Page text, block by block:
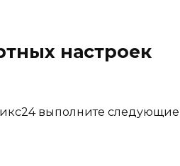
настроек
выполните следующие